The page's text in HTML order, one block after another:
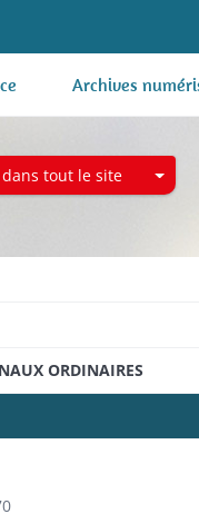
Archives
dans tout le site
ORDINAIRES